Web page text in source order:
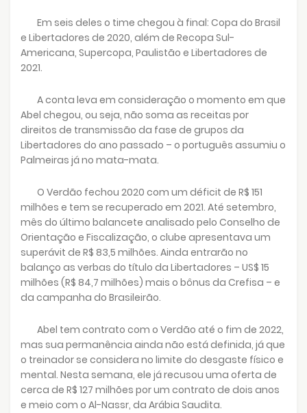
Em seis deles o time chegou à final: Copa do Brasil
e Libertadores de 2020, além de Recopa Sul-
Americana, Supercopa, Paulistão e Libertadores de
2021.
A conta leva em consideração o momento em que
Abel chegou, ou seja, não soma as receitas por
direitos de transmissão da fase de grupos da
Libertadores do ano passado – o português assumiu o
Palmeiras já no mata-mata.
O Verdão fechou 2020 com um déficit de R$ 151
milhões e tem se recuperado em 2021. Até setembro,
mês do último balancete analisado pelo Conselho de
Orientação e Fiscalização, o clube apresentava um
superávit de R$ 83,5 milhões. Ainda entrarão no
balanço as verbas do título da Libertadores – US$ 15
milhões (R$ 84,7 milhões) mais o bônus da Crefisa – e
da campanha do Brasileirão.
Abel tem contrato com o Verdão até o fim de 2022,
mas sua permanência ainda não está definida, já que
o treinador se considera no limite do desgaste físico e
mental. Nesta semana, ele já recusou uma oferta de
cerca de R$ 127 milhões por um contrato de dois anos
e meio com o Al-Nassr, da Arábia Saudita.